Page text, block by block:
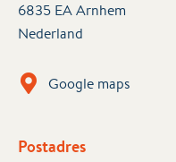
6835 EA Arnhem
Nederland
Google maps
Postadres